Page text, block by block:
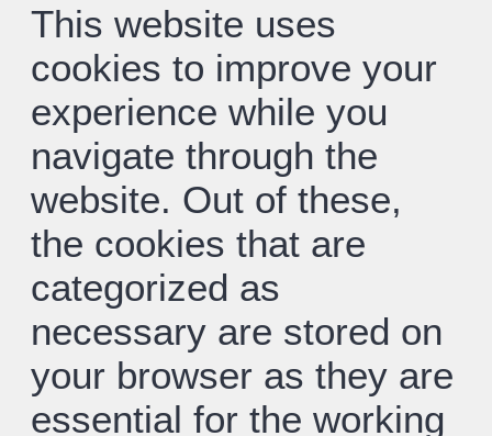
This website uses
cookies to improve your
experience while you
navigate through the
website. Out of these,
the cookies that are
categorized as
necessary are stored on
your browser as they are
essential for the working